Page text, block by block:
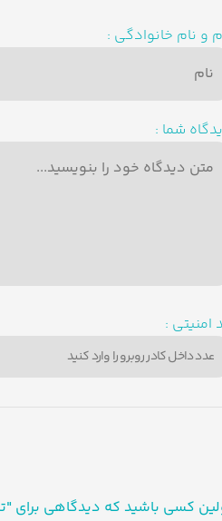
و نام خانوادگی :
شما :
امنیتی :
کسی باشید که دیدگاهی برای